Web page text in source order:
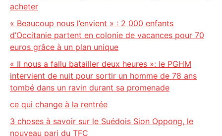
acheter
« Beaucoup nous l’envient » : 2 000 enfants
d’Occitanie partent en colonie de vacances pour 70
euros grâce à un plan unique
« Il nous a fallu batailler deux heures »: le PGHM
intervient de nuit pour sortir un homme de 78 ans
tombé dans un ravin durant sa promenade
ce qui change à la rentrée
3 choses à savoir sur le Suédois Sion Oppong, le
nouveau pari du TFC